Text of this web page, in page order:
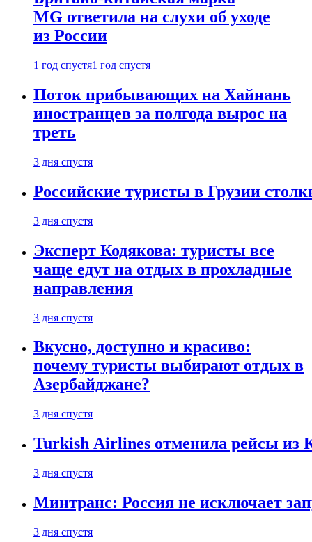
MG ответила на слухи об уходе
из России
1 год спустя1 год спустя
Поток прибывающих на Хайнань
иностранцев за полгода вырос на
треть
3 дня спустя
Российские туристы в Грузии
3 дня спустя
Эксперт Кодякова: туристы все
чаще едут на отдых в прохладные
направления
3 дня спустя
Вкусно, доступно и красиво:
почему туристы выбирают отдых в
Азербайджане?
3 дня спустя
Turkish Airlines отменила рейсы из
3 дня спустя
Минтранс: Россия не исключает
3 дня спустя